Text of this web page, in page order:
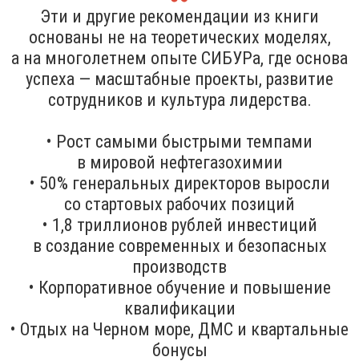
Эти и другие рекомендации из книги
основаны не на теоретических моделях,
а на многолетнем опыте СИБУРа, где основа
успеха — масштабные проекты, развитие
сотрудников и культура лидерства.
• Рост самыми быстрыми темпами
в мировой нефтегазохимии
• 50% генеральных директоров выросли
со стартовых рабочих позиций
• 1,8 триллионов рублей инвестиций
в создание современных и безопасных
производств
• Корпоративное обучение и повышение
квалификации
• Отдых на Черном море, ДМС и квартальные
бонусы